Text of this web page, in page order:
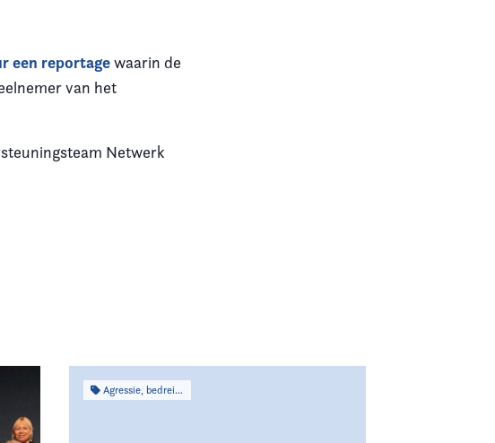
een reportage waarin de
van het
Netwerk
Agressie, bedreiging & intimidatie